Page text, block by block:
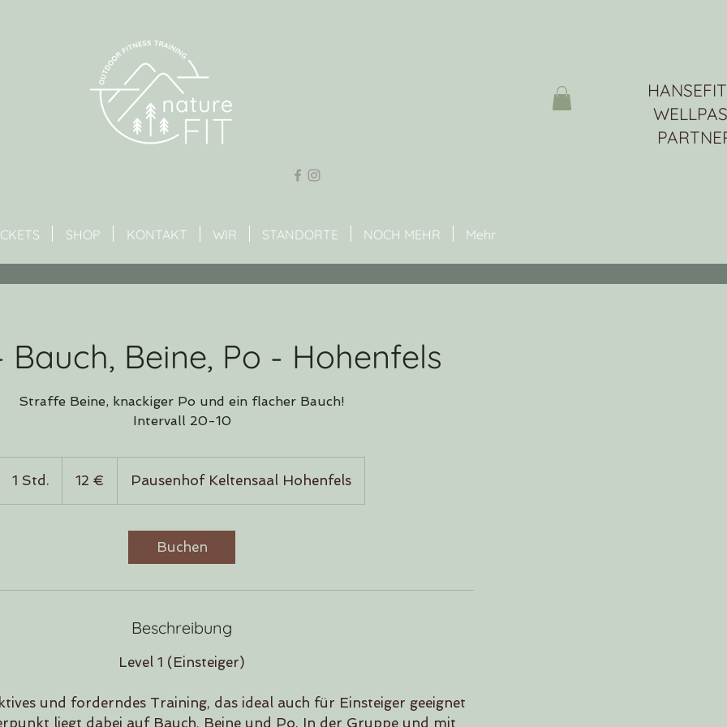
SHOP KONTAKT WIR STANDORTE NOCH MEHR Mehr
Bauch, Beine, Po - Hohenfels
Straffe Beine, knackiger Po und ein flacher Bauch!
Intervall 20-10
1 Std.
S
12 € Pausenhof Keltensaal Hohenfels
Buchen
Beschreibung
Level 1 (Einsteiger)
und forderndes Training, das ideal auch für Einsteiger geeignet
liegt dabei auf Bauch, Beine und Po. In der Gruppe und mit